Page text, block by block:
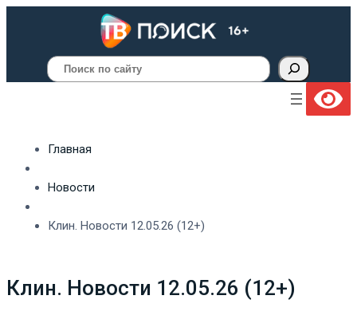
Поиск
Главная
Новости
Клин. Новости 12.05.26 (12+)
Клин. Новости 12.05.26 (12+)